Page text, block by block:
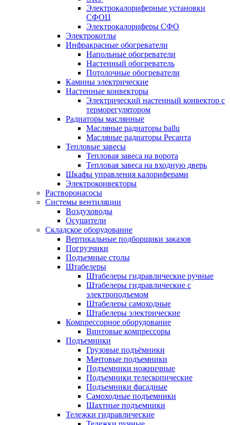
Электрокалориферные установки
СФОЦ
Электрокалориферы СФО
Электрокотлы
Инфракрасные обогреватели
Напольные обогреватели
Настенный обогреватель
Потолочные обогреватели
Камины электрические
Настенные конвекторы
Электрический настенный конвектор с
терморегулятором
Радиаторы маслянные
Масляные радиаторы ballu
Масляные радиаторы Ресанта
Тепловые завесы
Тепловая завеса на ворота
Тепловая завеса на входную дверь
Шкафы управления калориферами
Электроконвекторы
Растворонасосы
Системы вентиляции
Воздуховоды
Осушители
Складское оборудование
Вертикальные подборщики заказов
Погрузчики
Подъемные столы
Штабелеры
Штабелеры гидравлические ручные
Штабелеры гидравлические с
электроподъемом
Штабелеры самоходные
Штабелеры электрические
Компрессорное оборудование
Винтовые компрессоры
Подъемники
Грузовые подъёмники
Мачтовые подъемники
Подъемники ножничные
Подъемники телескопические
Подъемники фасадные
Самоходные подъемники
Шахтные подъемники
Тележки гидравлические